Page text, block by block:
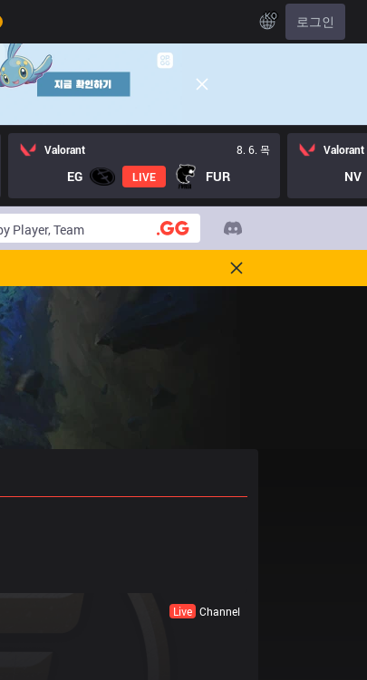
KO 로그인
Valorant 8. 6. 목
EG LIVE FUR
Valorant
NV
Live Channel